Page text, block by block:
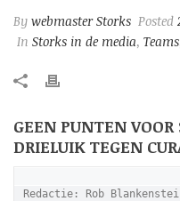
By webmaster Storks Posted
In Storks in de media, Teams
GEEN PUNTEN
DRIELUIK TEGEN
Redactie: Rob